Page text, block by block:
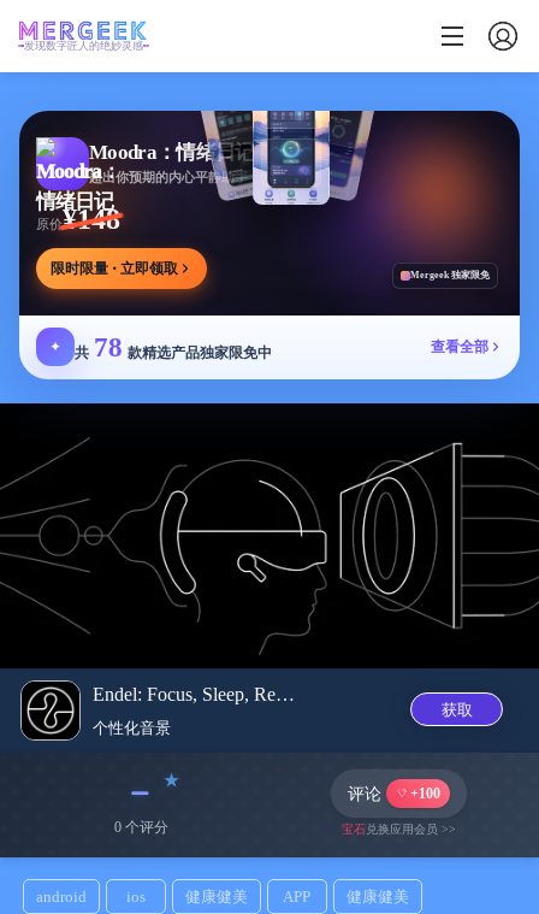
发现数字匠人的绝妙灵感
Moodra：情绪日记
超出你预期的内心平静助手
原价¥148
限时限量 · 立即领取 Mergeek 独家限免
✦ 共 78 款精选产品独家限免中 查看全部
Endel: Focus, Sleep, Relax
个性化音‪景‬
获取
﹣
0 个评分
评论 +100
宝石兑换应用会员 >>
android ios 健康健美 APP 健康健美